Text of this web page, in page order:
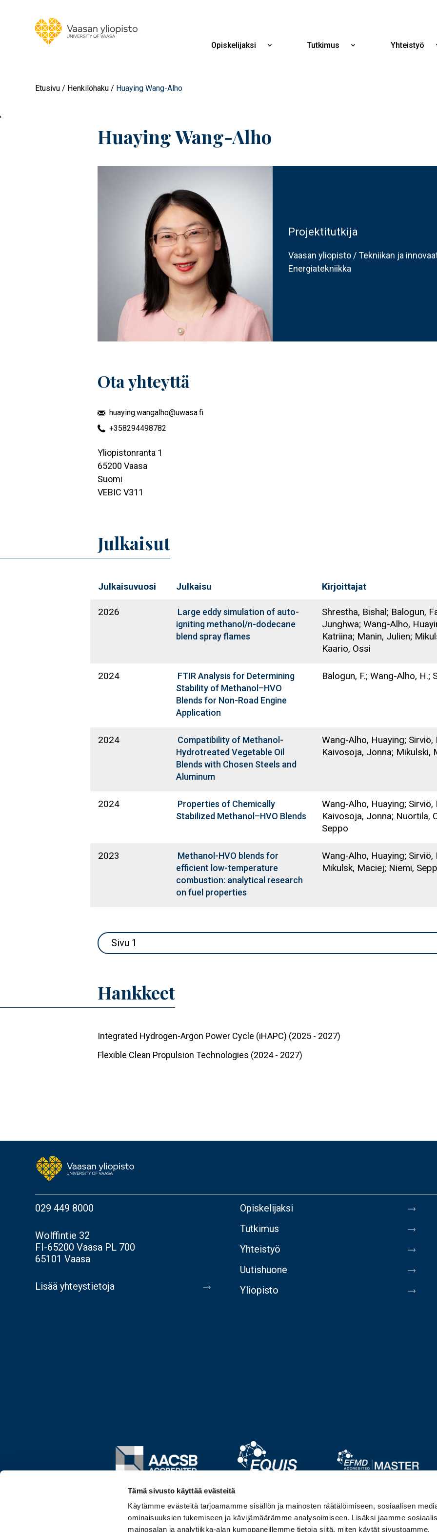
Tämä sivusto käyttää evästeitä
Käytämme evästeitä tarjoamamme sisällön ja mainosten räätälöimiseen, sosiaalisen
ominaisuuksien tukemiseen ja kävijämäärämme analysoimiseen. Lisäksi jaamme
mainosalan ja analytiikka-alan kumppaneillemme tietoja siitä, miten käytät sivustoamme.
Opiskelijaksi
Näytä
Tutkimus
Näytä
Yhteistyö
Etusivu Henkilöhaku Huaying Wang-Alho
'
Huaying Wang-Alho
Projektitutkija
Vaasan yliopisto / Tekniikan ja
Energiatekniikka
Ota yhteyttä
huaying.wangalho@uwasa.fi
+358294498782
Yliopistonranta 1
65200 Vaasa
Suomi
VEBIC V311
Julkaisut
Julkaisuvuosi Julkaisu Kirjoittajat
2026
Large eddy simulation of auto-
igniting methanol/n-dodecane
blend spray flames
Shrestha, Bishal; Balogun,
Junghwa; Wang-Alho,
Katriina; Manin, Julien;
Kaario, Ossi
2024
FTIR Analysis for Determining
Stability of Methanol–HVO
Blends for Non-Road Engine
Application
Balogun, F.; Wang-Alho, H.;
2024
Compatibility of Methanol-
Hydrotreated Vegetable Oil
Blends with Chosen Steels and
Aluminum
Wang-Alho, Huaying;
Kaivosoja, Jonna; Mikulski,
2024
Properties of Chemically
Stabilized Methanol–HVO Blends
Wang-Alho, Huaying;
Kaivosoja, Jonna; Nuortila,
Seppo
2023
Methanol-HVO blends for
efficient low-temperature
combustion: analytical research
on fuel properties
Wang-Alho, Huaying;
Mikulsk, Maciej; Niemi,
Sivutus
Sivu 1
Hankkeet
Integrated Hydrogen-Argon Power Cycle (iHAPC) (2025 - 2027)
Flexible Clean Propulsion Technologies (2024 - 2027)
029 449 8000
Wolffintie 32
FI-65200 Vaasa PL 700
65101 Vaasa
Lisää yhteystietoja
Opiskelijaksi
Tutkimus
Yhteistyö
Uutishuone
Yliopisto
Image Image
Image
Image
Image